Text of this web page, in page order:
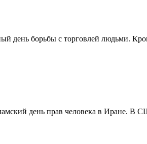
борьбы с торговлей людьми.
день прав человека в Иране.